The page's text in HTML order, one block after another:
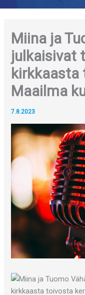
Miina ja
julkaisivat
kirkkaasta
Maailma
7.8.2023